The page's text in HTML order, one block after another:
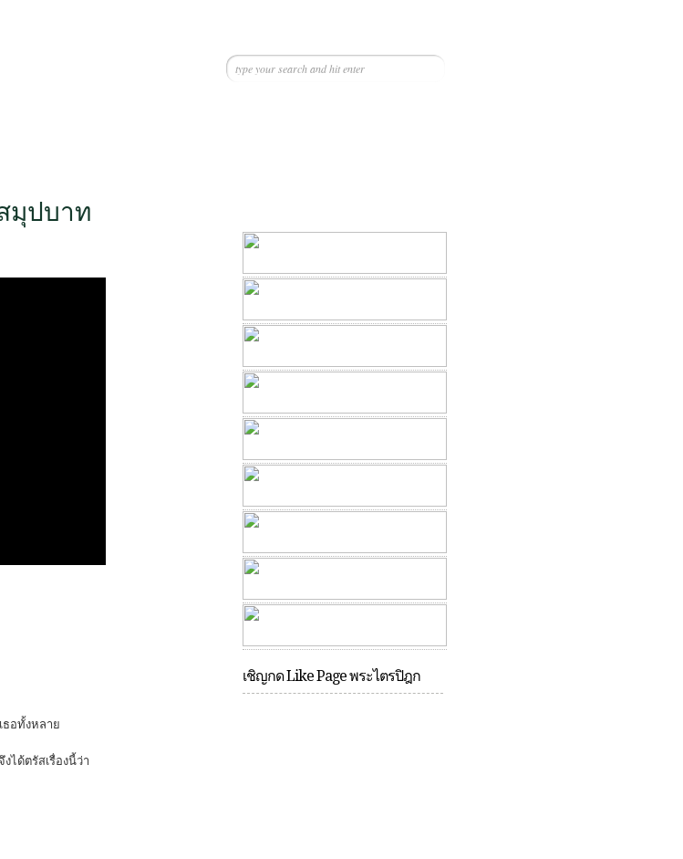
มุปบาท
อทั้งหลาย
ได้ตรัสเรื่องนี้ว่า
เชิญกด Like Page พระไตรปิฎก